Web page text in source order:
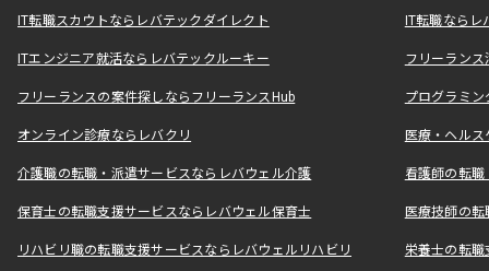
IT転職スカウトならレバテックダイレクト IT転職なら
ITエンジニア就活ならレバテックルーキー フリーラン
フリーランスの案件探しならフリーランスHub プログラミ
オンライン診療ならレバクリ 医療・ヘル
介護職の転職・派遣サービスならレバウェル介護 看護師の転
保育士の転職支援サービスならレバウェル保育士 医療技師の
リハビリ職の転職支援サービスならレバウェルリハビリ 栄養士の転